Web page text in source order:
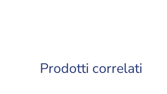
Prodotti correlati